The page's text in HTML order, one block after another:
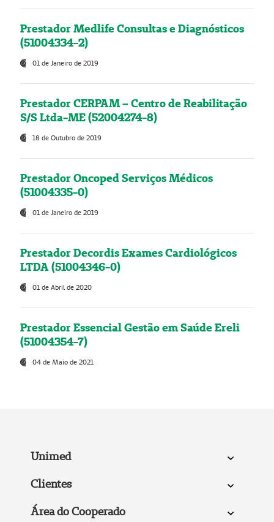
Prestador Medlife Consultas e Diagnósticos
(51004334-2)
01 de Janeiro de 2019
Prestador CERPAM – Centro de Reabilitação
S/S Ltda-ME (52004274-8)
18 de Outubro de 2019
Prestador Oncoped Serviços Médicos
(51004335-0)
01 de Janeiro de 2019
Prestador Decordis Exames Cardiológicos
LTDA (51004346-0)
01 de Abril de 2020
Prestador Essencial Gestão em Saúde Ereli
(51004354-7)
04 de Maio de 2021
Unimed
Clientes
Área do Cooperado